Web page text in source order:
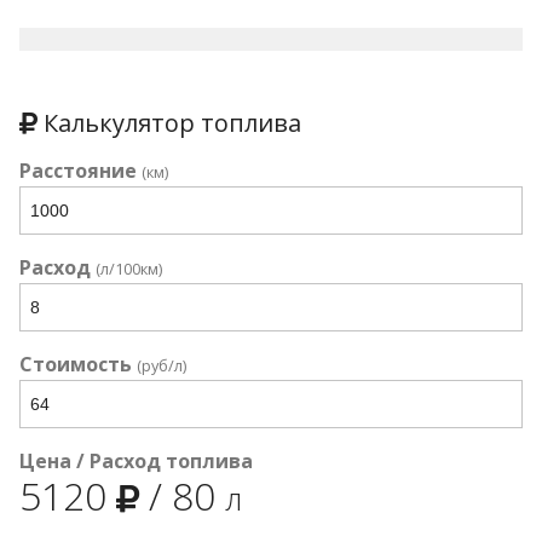
Калькулятор топлива
Расстояние (км)
Расход (л/100км)
Стоимость (руб/л)
Цена / Расход топлива
5120 / 80 л